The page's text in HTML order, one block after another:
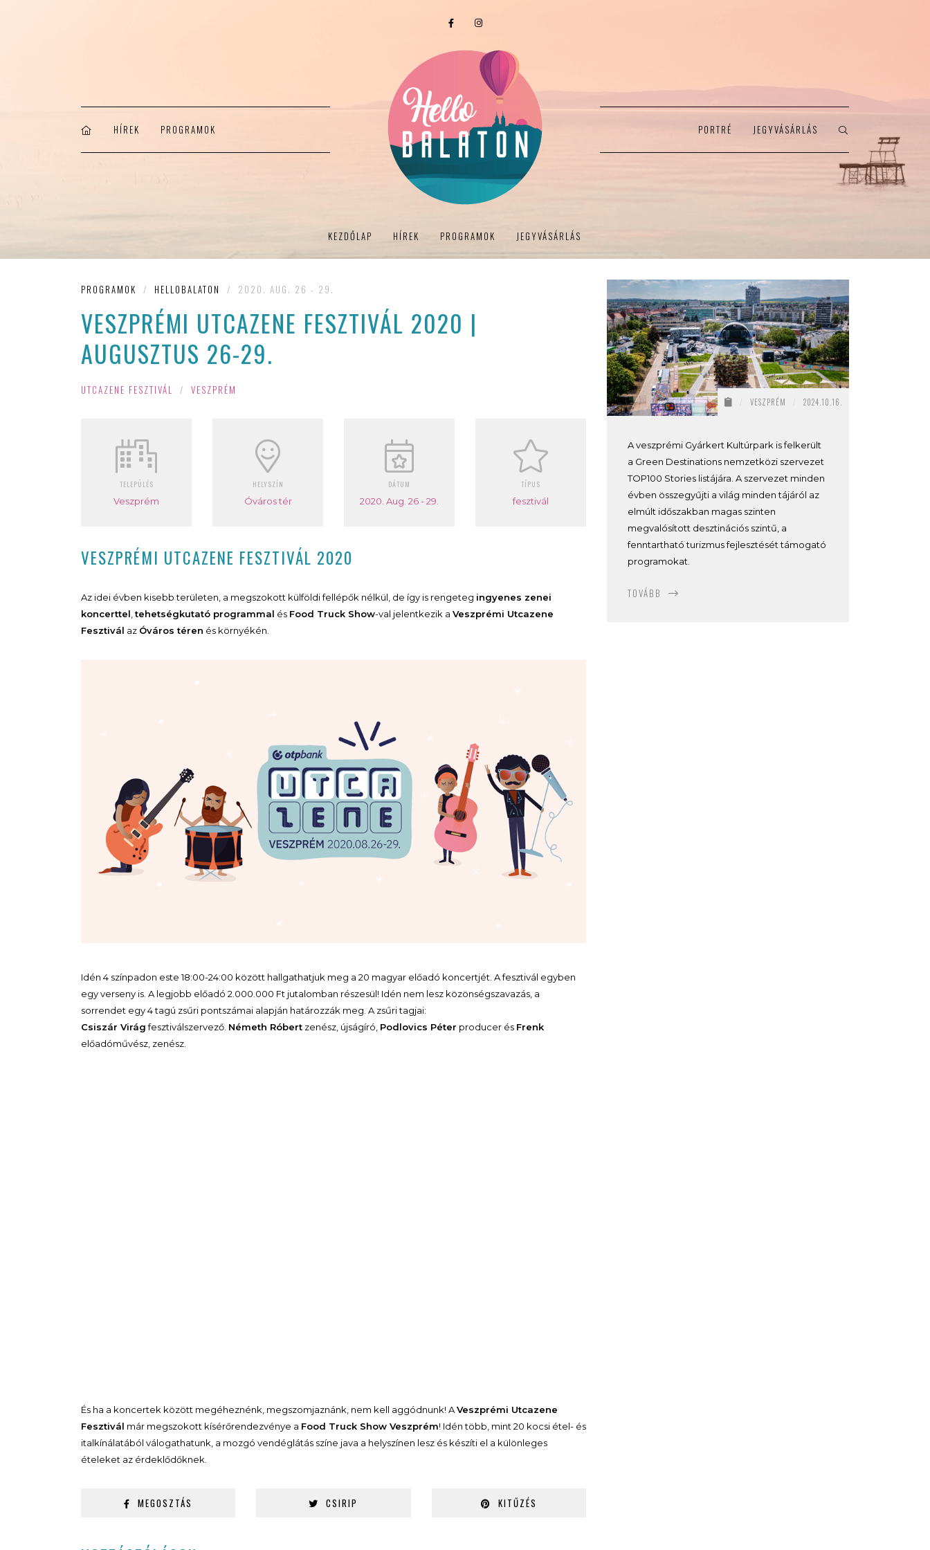
HÍREK PROGRAMOK PORTRÉ JEGYVÁSÁRLÁS
KEZDŐLAP HÍREK PROGRAMOK JEGYVÁSÁRLÁS
PROGRAMOK / HELLOBALATON / 2020. AUG. 26 - 29.
VESZPRÉMI UTCAZENE FESZTIVÁL 2020 |
AUGUSZTUS 26-29.
UTCAZENE FESZTIVÁL / VESZPRÉM
TELEPÜLÉS
Veszprém
HELYSZÍN
Óváros tér
DÁTUM
2020. Aug. 26 - 29.
TÍPUS
fesztivál
VESZPRÉMI UTCAZENE FESZTIVÁL 2020
Az idei évben kisebb területen, a megszokott külföldi fellépők nélkül, de így is rengeteg ingyenes zenei
koncerttel ,tehetségkutató programmal és Food Truck Show-val jelentkezik a Veszprémi Utcazene
Fesztivál az Óváros téren és környékén.
Idén 4 színpadon este 18:00-24:00 között hallgathatjuk meg a 20 magyar előadó koncertjét. A fesztivál egyben
egy verseny is. A legjobb előadó 2.000.000 Ft jutalomban részesül! Idén nem lesz közönségszavazás, a
sorrendet egy 4 tagú zsűri pontszámai alapján határozzák meg. A zsűri tagjai:
Csiszár Virágfesztiválszervező. Németh Róbert zenész, újságíró, Podlovics Péter producer és Frenk
előadóművész, zenész.
És ha a koncertek között megéheznénk, megszomjaznánk, nem kell aggódnunk! AVeszprémi Utcazene
Fesztivál már megszokott kísérőrendezvénye a Food Truck Show Veszprém! Idén több, mint 20 kocsi étel- és
italkínálatából válogathatunk, a mozgó vendéglátás színe java a helyszínen lesz és készíti el a különleges
ételeket az érdeklődőknek.
MEGOSZTÁS CSIRIP KITŰZÉS
VESZPRÉM 2024.10.16.
A veszprémi Gyárkert Kultúrpark is felkerült
a Green Destinations nemzetközi szervezet
TOP100 Stories listájára. A szervezet minden
évben összegyűjti a világ minden tájáról az
elmúlt időszakban magas szinten
megvalósított desztinációs szintű, a
fenntartható turizmus fejlesztését támogató
programokat.
TOVÁBB